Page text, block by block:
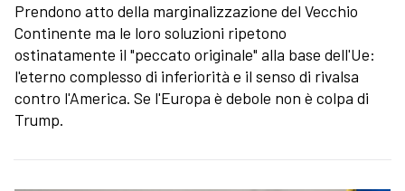
Prendono atto della marginalizzazione del Vecchio
Continente ma le loro soluzioni ripetono
ostinatamente il "peccato originale" alla base dell'Ue:
l'eterno complesso di inferiorità e il senso di rivalsa
contro l'America. Se l'Europa è debole non è colpa di
Trump.